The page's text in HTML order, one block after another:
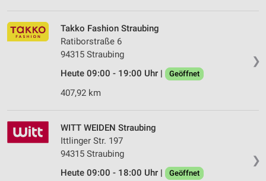
❯
Takko Fashion Straubing
Ratiborstraße 6
94315 Straubing
Heute 09:00 - 19:00 Uhr |
Geöffnet
407,92 km
❯
WITT WEIDEN Straubing
Ittlinger Str. 197
94315 Straubing
Heute 09:00 - 18:00 Uhr |
Geöffnet